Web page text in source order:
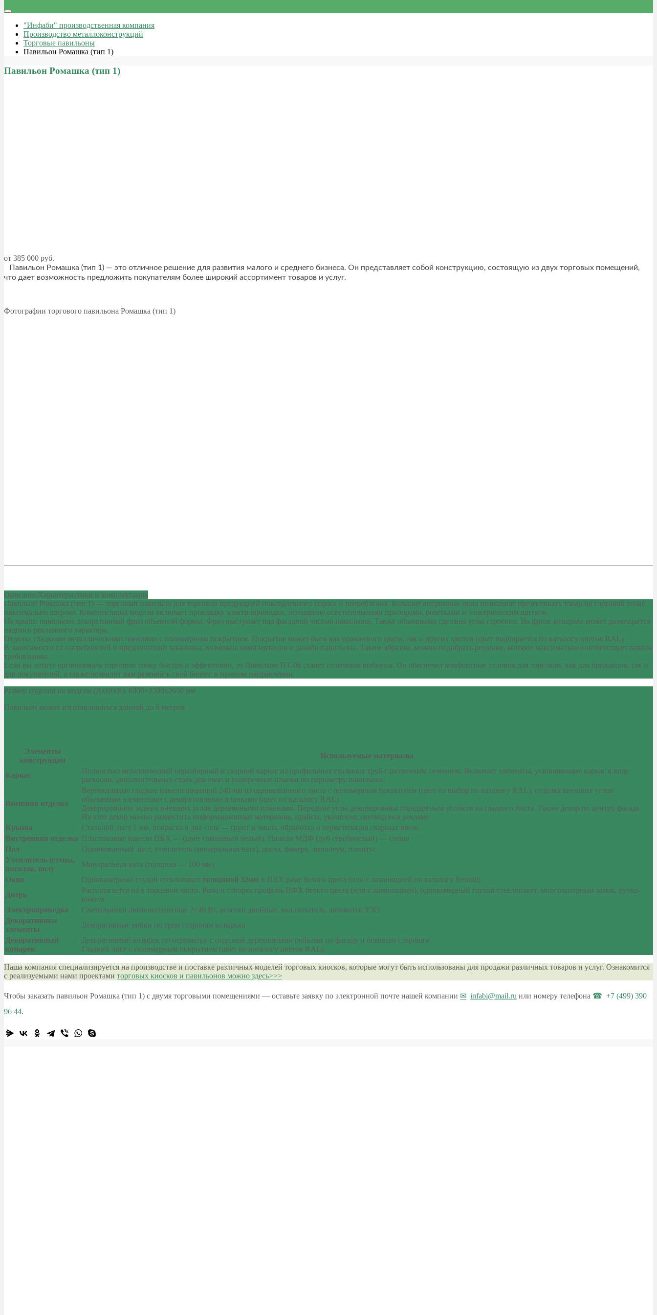
"Инфаби" производственная компания
Производство металлоконструкций
Торговые павильоны
Павильон Ромашка (тип 1)
Павильон Ромашка (тип 1)
от 385 000 руб.
Павильон Ромашка (тип 1) — это отличное решение для развития малого и среднего бизнеса. Он представляет собой конструкцию, состоящую из двух торговых помещений,
что дает возможность предложить покупателям более широкий ассортимент товаров и услуг.
Фотографии торгового павильона Ромашка (тип 1)
ОписаниеХарактеристики и комплектация
Павильон Ромашка (тип 1) — торговый павильон для торговли продукцией повседневного спроса и потребления. Большие витринные окна позволяют презентовать товар на торговой точке
максимально широко. Комплектация модели включает прокладку электропроводки, оснащение осветительными приборами, розетками и электрическим щитком.
На крыше павильона декоративный фриз объемной формы. Фриз выступает над фасадной частью павильона. Также объемными сделаны углы строения. На фризе козырька может размещается
надпись рекламного характера.
Отделка гладкими металлическими панелями с полимерным покрытием. Покрытие может быть как оранжевого цвета, так и других цветов (цвет подбирается по каталогу цветов RAL)
В зависимости от потребностей и предпочтений заказчика, возможна комплектация и дизайн павильона. Таким образом, можно подобрать решение, которое максимально соответствует вашим
требованиям.
Если вы хотите организовать торговую точку быстро и эффективно, то Павильон ПТ-06 станет отличным выбором. Он обеспечит комфортные условия для торговли, как для продавцов, так и
для покупателей, а также позволит вам развивать свой бизнес в нужном направлении.
Размер изделия на модели (ДхШхВ): 6000×2300х2650 мм
Павильон может изготавливаться длиной до 6 метров
Элементы
конструкции
Используемые материалы
Каркас
Полностью металлический неразборный и сварной каркас из профильных стальных труб с различным сечением. Включает элементы, усиливающие каркас в виде
раскосин, дополнительных стоек для окон и поперечные планки по периметру павильона.
Внешняя отделка
Вертикальные гладкие панели шириной 240 мм из оцинкованного листа с полимерным покрытием (цвет на выбор по каталогу RAL), отделка внешних углов
объемными элементами с декоративными планками (цвет по каталогу RAL)
Декорирование задних внешних углов деревянными планками. Передние углы декорированы стандартным уголком из гладкого листа. Также декор по центру фасада.
На этот декор можно разместить информационные материалы, прайсы, указатели, светящуюся рекламу
Крыша
Стальной лист 2 мм, покраска в два слоя — грунт и эмаль, обработка и герметизация сварных швов.
Внутренняя отделка Пластиковые панели ПВХ — (цвет глянцевый белый). Панели МДФ (дуб серебристый) — стены
Пол
Оцинкованный лист, утеплитель (минеральная вата), доска, фанера, линолеум, плинтус
Утеплитель (стены,
потолок, пол)
Минеральная вата (толщина — 100 мм)
Окна
Однокамерный глухой стеклопакет толщиной 32мм в ПВХ раме белого цвета (или с ламинацией по каталогу Renolit)
Дверь
Располагается на в торцевой части. Рама и створка профиль ПФХ белого цвета (или с ламинацией), однокамерный глухой стеклопакет, многозапорный замок, ручка-
нажим
Электропроводка
Светильники люминесцентные 2×40 Вт, розетки двойные, выключатель, автоматы, УЗО
Декоративные
элементы
Декоративные рейки по трем сторонам козырька
Декоративный
козырек
Декоративный козырек по периметру с отделкой деревянными рейками по фасаду и боковым сторонам.
Гладкий лист с полимерным покрытием (цвет по каталогу цветов RAL).
Наша компания специализируется на производстве и поставке различных моделей торговых киосков, которые могут быть использованы для продажи различных товаров и услуг. Ознакомится
с реализуемыми нами проектами торговых киосков и павильонов можно здесь>>>
Чтобы заказать павильон Ромашка (тип 1) с двумя торговыми помещениями — оставьте заявку по электронной почте нашей компании infabi@mail.ru или номеру телефона
+7 (499) 390
96 44.